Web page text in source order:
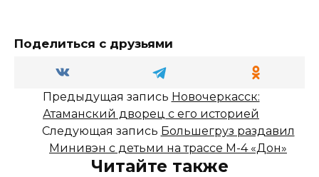
Поделиться с друзьями
Предыдущая запись Новочеркасск:
Атаманский дворец с его историей
Следующая запись Большегруз раздавил
Минивэн с детьми на трассе М-4 «Дон»
Читайте также